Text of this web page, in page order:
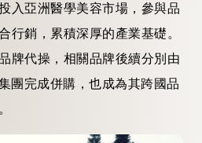
入亞洲醫學美容市場，參與品
行銷，累積深厚的產業基礎。
牌代操，相關品牌後續分別由
團完成併購，也成為其跨國品